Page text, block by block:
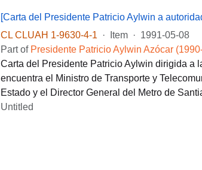
[Carta del Presidente Patricio Aylwin a
CL CLUAH 1-9630-4-1
· Item · 1991-05-08
Part of Presidente Patricio Aylwin Azócar
Carta del Presidente Patricio Aylwin dirigida a
encuentra el Ministro de Transporte y
Estado y el Director General del Metro de
Untitled